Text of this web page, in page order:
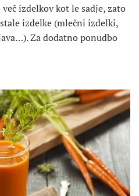
izdelkov kot le sadje, zato
izdelke (mlečni izdelki,
Za dodatno ponudbo